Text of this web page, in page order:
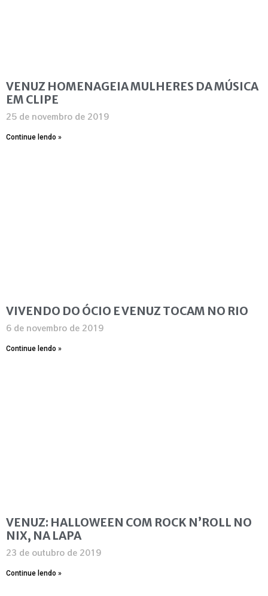
VENUZ HOMENAGEIA MULHERES DA MÚSICA
EM CLIPE
25 de novembro de 2019
Continue lendo »
VIVENDO DO ÓCIO E VENUZ TOCAM NO RIO
6 de novembro de 2019
Continue lendo »
VENUZ: HALLOWEEN COM ROCK N’ROLL NO
NIX, NA LAPA
23 de outubro de 2019
Continue lendo »